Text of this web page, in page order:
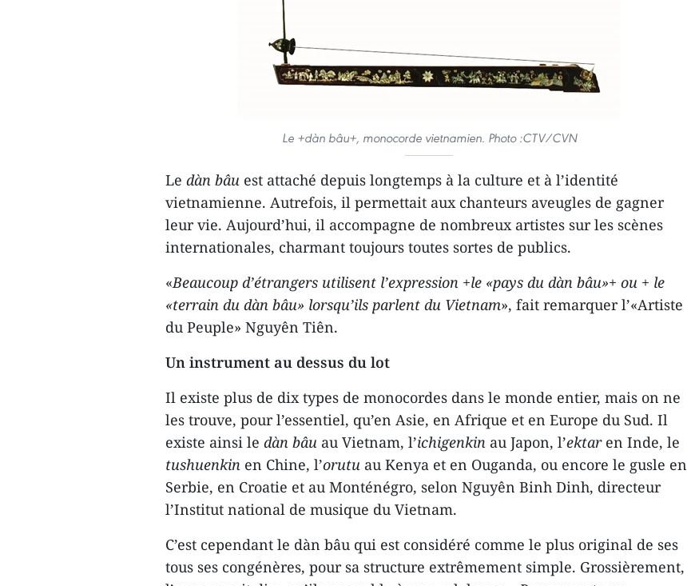
Le +dàn bâu+, monocorde vietnamien. Photo :CTV/CVN
Le dàn bâu est attaché depuis longtemps à la culture et à l’identité
vietnamienne. Autrefois, il permettait aux chanteurs aveugles de gagner
leur vie. Aujourd’hui, il accompagne de nombreux artistes sur les scènes
internationales, charmant toujours toutes sortes de publics.
«Beaucoup d’étrangers utilisent l’expression +le «pays du dàn bâu»+ ou + le
«terrain du dàn bâu» lorsqu’ils parlent du Vietnam», fait remarquer l’«Artiste
du Peuple» Nguyên Tiên.
Un instrument au dessus du lot
Il existe plus de dix types de monocordes dans le monde entier, mais on ne
les trouve, pour l’essentiel, qu’en Asie, en Afrique et en Europe du Sud. Il
existe ainsi le dàn bâu au Vietnam, l’ichigenkin au Japon, l’ektaren Inde, le
tushuenkin en Chine, l’orutu au Kenya et en Ouganda, ou encore le gusle en
Serbie, en Croatie et au Monténégro, selon Nguyên Binh Dinh, directeur
l’Institut national de musique du Vietnam.
C’est cependant le dàn bâu qui est considéré comme le plus original de ses
tous ses congénères, pour sa structure extrêmement simple. Grossièrement,